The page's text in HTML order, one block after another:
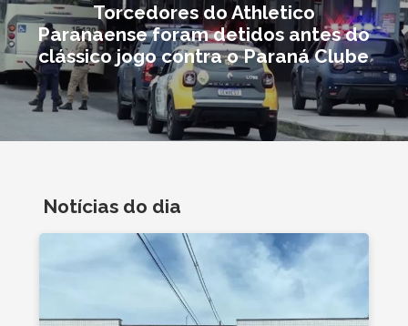
Torcedores do Athletico
Paranaense foram detidos antes do
clássico jogo contra o Paraná Clube
Notícias do dia